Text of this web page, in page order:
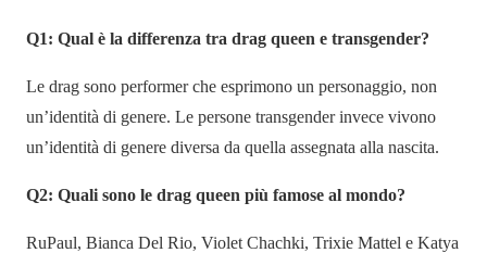
Q1: Qual è la differenza tra drag queen e transgender?
Le drag sono performer che esprimono un personaggio, non
un’identità di genere. Le persone transgender invece vivono
un’identità di genere diversa da quella assegnata alla nascita.
Q2: Quali sono le drag queen più famose al mondo?
RuPaul, Bianca Del Rio, Violet Chachki, Trixie Mattel e Katya